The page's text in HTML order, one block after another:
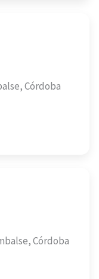
Córdoba
Córdoba